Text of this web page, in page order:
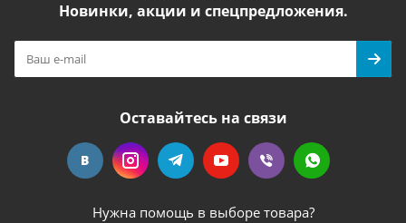
Новинки, акции и спецпредложения.
Оставайтесь на связи
Нужна помощь в выборе товара?